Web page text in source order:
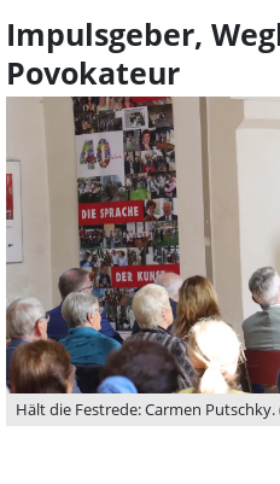
Impulsgeber,
Povokateur
Hält die Festrede: Carmen